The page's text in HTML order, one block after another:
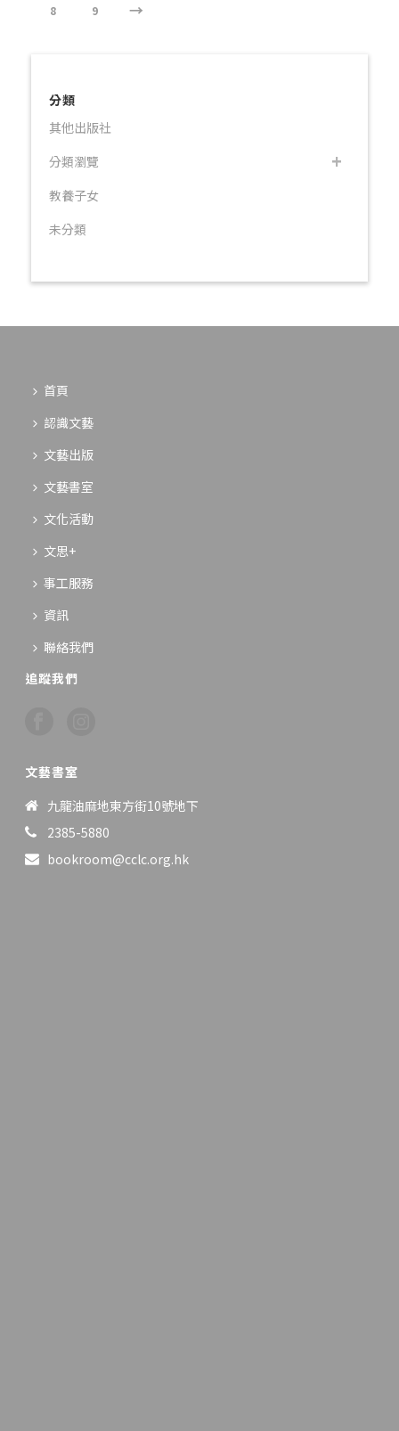
8 9 →
分類
其他出版社
分類瀏覽
教養子女
未分類
首頁
認識文藝
文藝出版
文藝書室
文化活動
文思+
事工服務
資訊
聯絡我們
追蹤我們
文藝書室
九龍油麻地東方街10號地下
2385-5880
bookroom@cclc.org.hk